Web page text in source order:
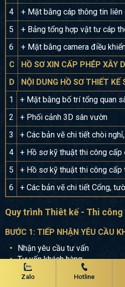
4
+ Mặt bằng cáp thông tin
5
+ Bảng tổng hợp vật tư cáp
6
+ Mặt bằng camera điều
C
HỒ SƠ XIN CẤP PHÉP XÂY
D
NỘI DUNG HỒ SƠ THIẾT KẾ
1
+ Mặt bằng bố trí tổng quan
2
+ Phối cảnh 3D sân vườn
3
+ Các bản vẽ chi tiết chòi
4
+ Hồ sơ kỹ thuật thi công cấp
5
+ Hồ sơ kỹ thuật thi công
6
+ Các bản vẽ chi tiết Cổng,
Quy trình Thiêt kế - Thi
BƯỚC 1: TIẾP NHẬN YÊU CẦU
Nhận yêu cầu tư vấn
Tư vấn khách hàng
Báo giá và thống nhất quy
Zalo Hotline